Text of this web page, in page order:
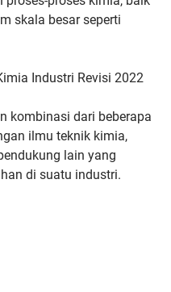
skala besarseperti
Industri Revisi 2022
kombinasi dari beberapa
ilmu teknik kimia,
lain yang
di suatu industri.